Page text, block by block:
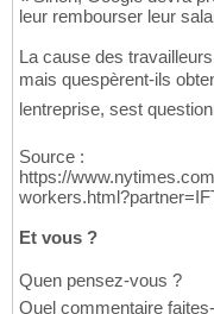
leur rembourser leur
La cause des
mais quespèrent-ils
lentreprise, sest
Source :
https://
Et vous ?
Quen pensez-vous ?
Quel commentaire